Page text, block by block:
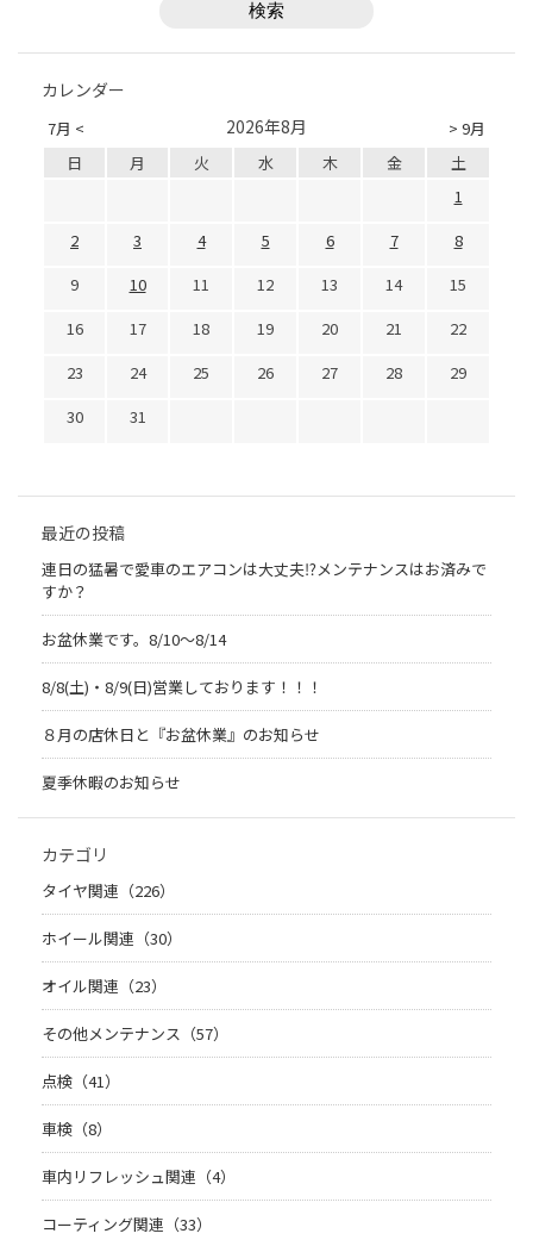
カレンダー
7月 < > 9月
2026年8月
日 月 火 水 木 金
土
1
2
3 4 5 6 7
8
9
10 11 12 13 14
15
16
17 18 19 20 21
22
23
24 25 26 27 28
29
30
31
最近の投稿
連日の猛暑で愛車のエアコンは大丈夫⁉メンテナンスはお済みで
すか？
お盆休業です。8/10～8/14
8/8(土)・8/9(日)営業しております！！！
８月の店休日と『お盆休業』のお知らせ
夏季休暇のお知らせ
カテゴリ
タイヤ関連（226）
ホイール関連（30）
オイル関連（23）
その他メンテナンス（57）
点検（41）
車検（8）
車内リフレッシュ関連（4）
コーティング関連（33）